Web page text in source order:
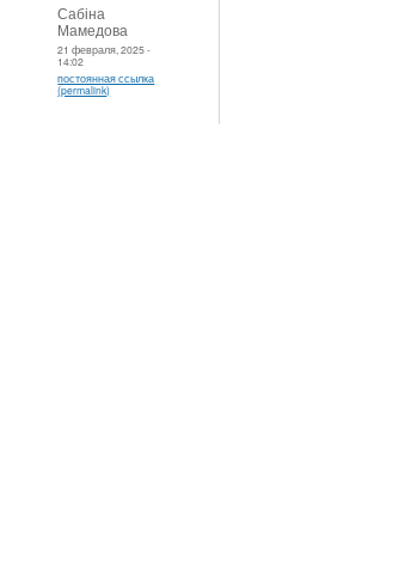
Сабіна
Мамедова
21 февраля, 2025 -
14:02
постоянная ссылка
(permalink)